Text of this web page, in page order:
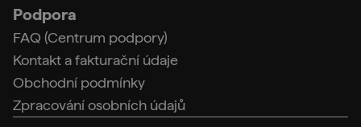
Podpora
FAQ (Centrum podpory)
Kontakt a fakturační údaje
Obchodní podmínky
Zpracování osobních údajů